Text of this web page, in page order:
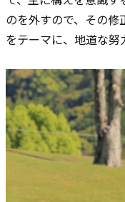
のを外すので、その
をテーマに、地道な努